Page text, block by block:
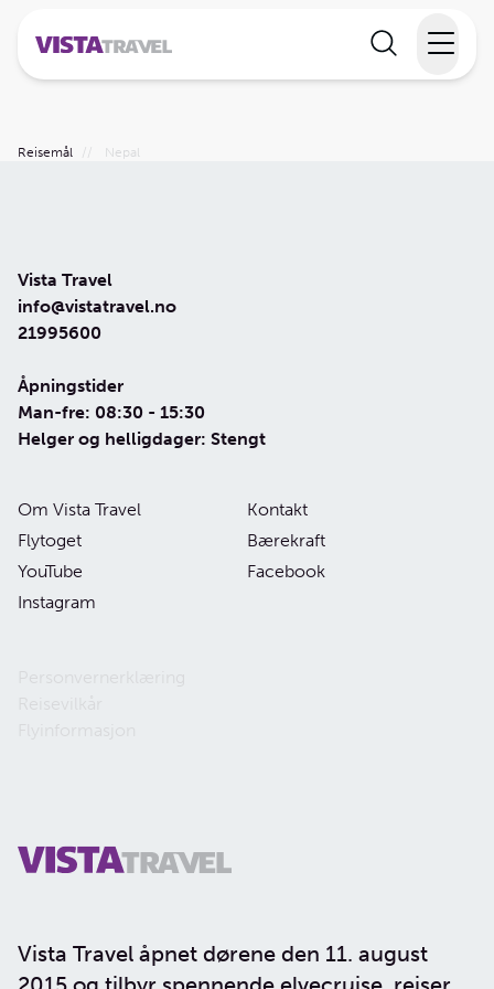
Reisekalender
Min reise
Reisemål // Nepal
Vista Travel åpnet dørene den 11. august
Vista Travel
info@vistatravel.no
21995600
Åpningstider
Man-fre: 08:30 - 15:30
Helger og helligdager: Stengt
Om Vista Travel
Kontakt
Flytoget
Bærekraft
YouTube
Facebook
Instagram